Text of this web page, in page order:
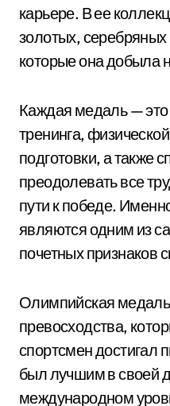
карьере. В ее
золотых,
которые она добыла
Каждая медаль — это
тренинга,
подготовки, а также
преодолевать все
пути к победе.
являются одним из
почетных признаков
Олимпийская
превосходства,
спортсмен достигал
был лучшим в своей
международном